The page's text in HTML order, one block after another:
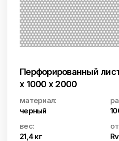
Перфорированный
x 1000 x 2000
материал:
черный
вес:
21,4 кг